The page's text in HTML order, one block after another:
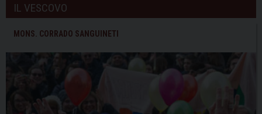
IL VESCOVO
MONS. CORRADO SANGUINETI